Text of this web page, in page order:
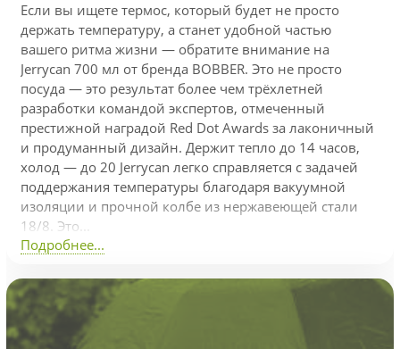
Если вы ищете термос, который будет не просто
держать температуру, а станет удобной частью
вашего ритма жизни — обратите внимание на
Jerrycan 700 мл от бренда BOBBER. Это не просто
посуда — это результат более чем трёхлетней
разработки командой экспертов, отмеченный
престижной наградой Red Dot Awards за лаконичный
и продуманный дизайн. Держит тепло до 14 часов,
холод — до 20 Jerrycan легко справляется с задачей
поддержания температуры благодаря вакуумной
изоляции и прочной колбе из нержавеющей стали
18/8. Это...
Подробнее...